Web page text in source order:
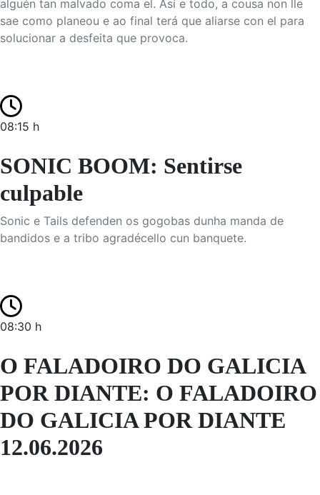
alguén tan malvado coma el. Así e todo, a cousa non lle
sae como planeou e ao final terá que aliarse con el para
solucionar a desfeita que provoca.
08:15 h
SONIC BOOM: Sentirse
culpable
Sonic e Tails defenden os gogobas dunha manda de
bandidos e a tribo agradécello cun banquete.
08:30 h
O FALADOIRO DO GALICIA
POR DIANTE: O FALADOIRO
DO GALICIA POR DIANTE
12.06.2026